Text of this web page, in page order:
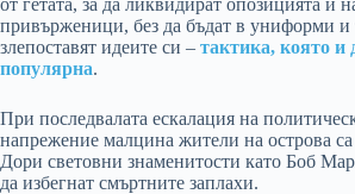
привърженици, без да бъдат в униформи и
злепоставят идеите си – тактика, която и
популярна.
При последвалата ескалация на
напрежение малцина жители на острова
Дори световни знаменитости като Боб
да избегнат смъртните заплахи.